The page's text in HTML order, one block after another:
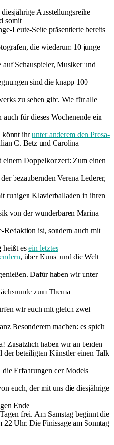
Ausstellungsreihe
somit
Leute-Seite präsentierte bereits
die wiederum 10 junge
Schauspieler, Musiker und
sind die knapp 100
zu sehen gibt. Wie für alle
für dieses Wochenende ein
könnt ihrunter anderem den Prosa-
C. Betz und Carolina
einem Doppelkonzert: Zum einen
bezaubernden Verena Lederer,
ruhigen Klavierballaden in ihren
von der wunderbaren Marina
ist, sondern auch mit
heißt es ein letztes
, über Kunst und die Welt
Dafür haben wir unter
zum Thema
wir euch mit gleich zwei
Besonderem machen: es spielt
Zusätzlich haben wir an beiden
der beteiligten Künstler einen Talk
die Erfahrungen der Models
euch, der mit uns die diesjährige
Ende
frei. Am Samstag beginnt die
22 Uhr. Die Finissage am Sonntag